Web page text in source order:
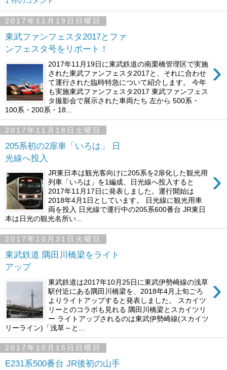
2017年11月19日日曜日
東武ファンフェスタ2017とファ
ンフェスタ号をリポート！
›
2017年11月19日に東武鉄道の南栗橋管理区で実施
された東武ファンフェスタ2017と、それに合わせ
て運行された臨時特急について紹介します。 今年
も実施東武ファンフェスタ2017 東武ファンフェス
タ撮影会で展示された車両たち 左から 500系・
100系・200系・18...
2017年11月18日土曜日
205系初の2扉車「いろは」 日
光線へ投入
›
JR東日本は観光客向けに205系を2扉化した観光用
列車「いろは」を1編成、日光線へ投入すると
2017年11月17日に発表しました。運行開始は
2018年4月1日としています。 日光線に観光用車
両を投入 日光線で運行中の205系600番台 JR東日
本は日光の観光名所い...
2017年10月31日火曜日
東武鉄道 隅田川橋梁をライト
アップ
›
東武鉄道は2017年10月25日に東武伊勢崎線の浅草
駅付近にある隅田川橋梁を、2018年4月上旬ごろ
よりライトアップすると発表しました。 スカイツ
リーとのコラボも見れる 隅田川橋梁とスカイツリ
ー ライトアップされるのは東武伊勢崎線(スカイツ
リーライン)「浅草～と...
2017年10月15日日曜日
E231系500番台 JR後初の山手